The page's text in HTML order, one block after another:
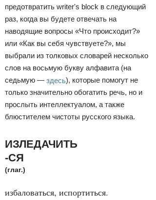
предотвратить writer's block в следующий
раз, когда вы будете отвечать на
наводящие вопросы «Что происходит?»
или «Как вы себя чувствуете?», мы
выбрали из толковых словарей несколько
слов на восьмую букву алфавита (на
седьмую — здесь), которые помогут не
только значительно обогатить речь, но и
прослыть интеллектуалом, а также
блюстителем чистоты русского языка.
ИЗЛЕДАЧИТЬ
-СЯ
(глаг.)
избаловаться, испортиться.